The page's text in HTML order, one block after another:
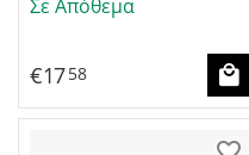
Σε Απόθεμα
€1758